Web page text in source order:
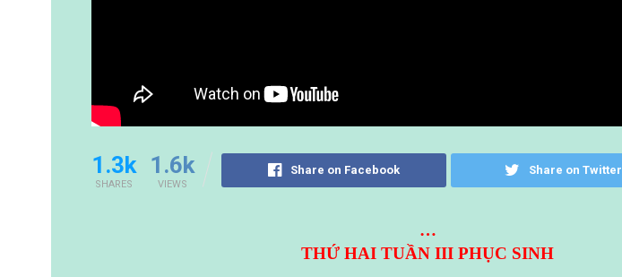
1.3k
SHARES
1.6k
VIEWS
Share on Facebook Share on Twitter
…
THỨ HAI TUẦN III PHỤC SINH